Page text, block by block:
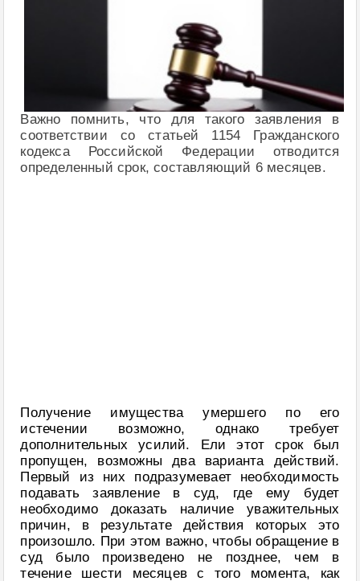
Важно помнить, что для такого заявления в
соответствии со статьей 1154 Гражданского
кодекса Российской Федерации отводится
определенный срок, составляющий 6 месяцев.
Получение имущества умершего по его
истечении возможно, однако требует
дополнительных усилий. Ели этот срок был
пропущен, возможны два варианта действий.
Первый из них подразумевает необходимость
подавать заявление в суд, где ему будет
необходимо доказать наличие уважительных
причин, в результате действия которых это
произошло. При этом важно, чтобы обращение в
суд было произведено не позднее, чем в
течение шести месяцев с того момента, как